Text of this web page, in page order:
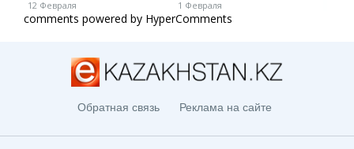
12 Февраля 1 Февраля
comments powered by HyperComments
Обратная связь Реклама на сайте